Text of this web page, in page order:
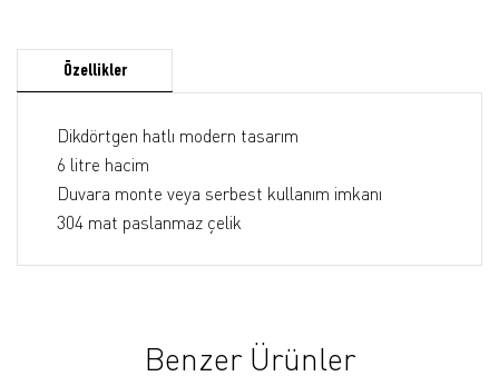
Özellikler
Dikdörtgen hatlı modern tasarım
6 litre hacim
Duvara monte veya serbest kullanım imkanı
304 mat paslanmaz çelik
Benzer Ürünler